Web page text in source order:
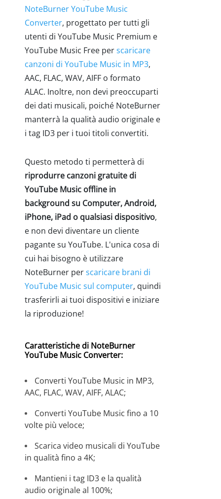
NoteBurner YouTube Music
Converter, progettato per tutti gli
utenti di YouTube Music Premium e
YouTube Music Free perscaricare
canzoni di YouTube Music in MP3,
AAC, FLAC, WAV, AIFF o formato
ALAC. Inoltre, non devi preoccuparti
dei dati musicali, poiché NoteBurner
manterrà la qualità audio originale e
i tag ID3 per i tuoi titoli convertiti.
Questo metodo ti permetterà di
riprodurre canzoni gratuite di
YouTube Music offline in
background su Computer, Android,
iPhone, iPad o qualsiasi dispositivo,
e non devi diventare un cliente
pagante su YouTube. L'unica cosa di
cui hai bisogno è utilizzare
NoteBurner perscaricare brani di
YouTube Music sul computer, quindi
trasferirli ai tuoi dispositivi e iniziare
la riproduzione!
Caratteristiche di NoteBurner
YouTube Music Converter:
Converti YouTube Music in MP3,
AAC, FLAC, WAV, AIFF, ALAC;
Converti YouTube Music fino a 10
volte più veloce;
Scarica video musicali di YouTube
in qualità fino a 4K;
Mantieni i tag ID3 e la qualità
audio originale al 100%;